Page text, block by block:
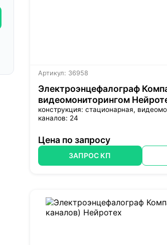
Артикул: 36958
Электроэнцефалограф
видеомониторингом
конструкция: стационарная,
каналов: 24
Цена по запросу
ЗАПРОС КП